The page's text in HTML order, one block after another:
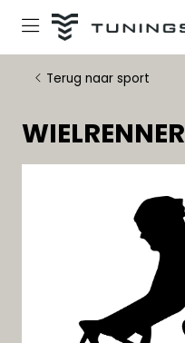
Terug naar sport
WIELRENNER